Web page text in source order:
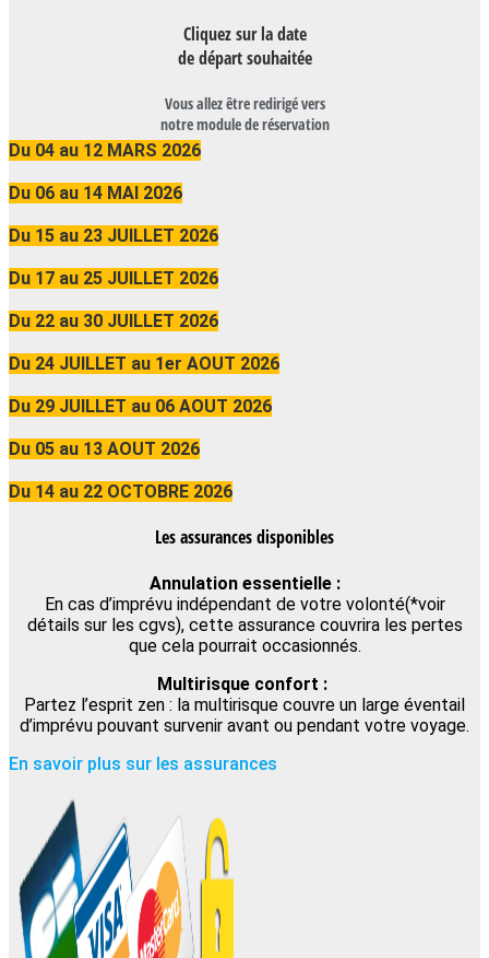
Cliquez sur la date
de départ souhaitée
Vous allez être redirigé vers
notre module de réservation
Du 04 au 12 MARS 2026
Du 06 au 14 MAI 2026
Du 15 au 23 JUILLET 2026
Du 17 au 25 JUILLET 2026
Du 22 au 30 JUILLET 2026
Du 24 JUILLET au 1er AOUT 2026
Du 29 JUILLET au 06 AOUT 2026
Du 05 au 13 AOUT 2026
Du 14 au 22 OCTOBRE 2026
Les assurances disponibles
Annulation essentielle :
En cas d’imprévu indépendant de votre volonté(*voir
détails sur les cgvs), cette assurance couvrira les pertes
que cela pourrait occasionnés.
Multirisque confort :
Partez l’esprit zen : la multirisque couvre un large éventail
d’imprévu pouvant survenir avant ou pendant votre voyage.
En savoir plus sur les assurances